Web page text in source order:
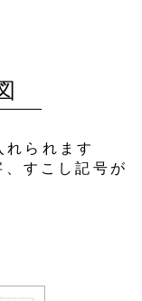
れられます
すこし記号が